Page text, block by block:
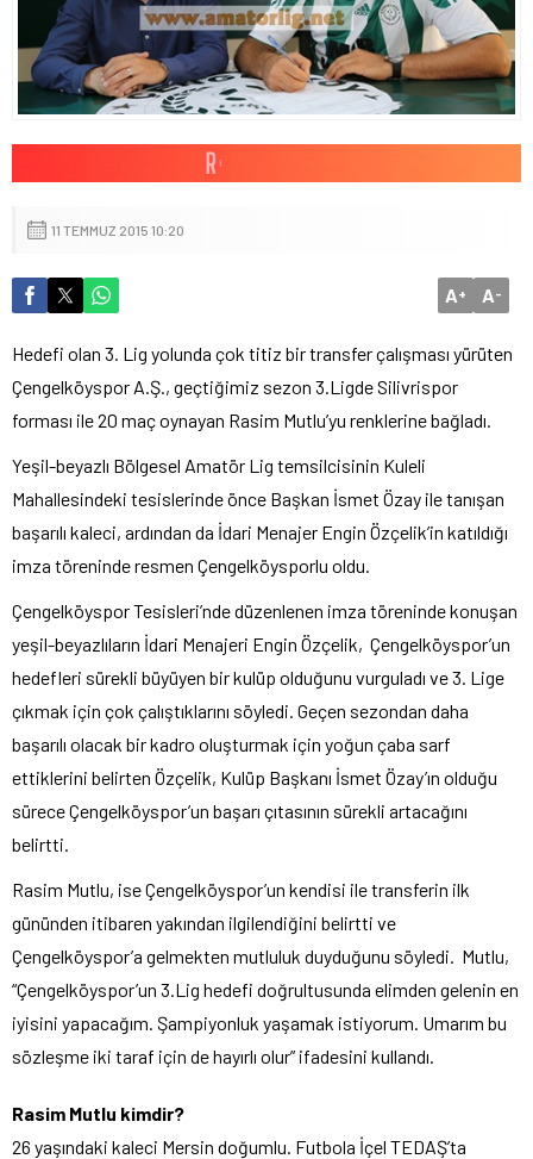
11 TEMMUZ 2015 10:20
A+ A-
Hedefi olan 3. Lig yolunda çok titiz bir transfer çalışması yürüten
Çengelköyspor A.Ş., geçtiğimiz sezon 3.Ligde Silivrispor
forması ile 20 maç oynayan Rasim Mutlu’yu renklerine bağladı.
Yeşil-beyazlı Bölgesel Amatör Lig temsilcisinin Kuleli
Mahallesindeki tesislerinde önce Başkan İsmet Özay ile tanışan
başarılı kaleci, ardından da İdari Menajer Engin Özçelik’in katıldığı
imza töreninde resmen Çengelköysporlu oldu.
Çengelköyspor Tesisleri’nde düzenlenen imza töreninde konuşan
yeşil-beyazlıların İdari Menajeri Engin Özçelik, Çengelköyspor’un
hedefleri sürekli büyüyen bir kulüp olduğunu vurguladı ve 3. Lige
çıkmak için çok çalıştıklarını söyledi. Geçen sezondan daha
başarılı olacak bir kadro oluşturmak için yoğun çaba sarf
ettiklerini belirten Özçelik, Kulüp Başkanı İsmet Özay’ın olduğu
sürece Çengelköyspor’un başarı çıtasının sürekli artacağını
belirtti.
Rasim Mutlu, ise Çengelköyspor’un kendisi ile transferin ilk
gününden itibaren yakından ilgilendiğini belirtti ve
Çengelköyspor’a gelmekten mutluluk duyduğunu söyledi. Mutlu,
“Çengelköyspor’un 3.Lig hedefi doğrultusunda elimden gelenin en
iyisini yapacağım. Şampiyonluk yaşamak istiyorum. Umarım bu
sözleşme iki taraf için de hayırlı olur” ifadesini kullandı.
Rasim Mutlu kimdir?
26 yaşındaki kaleci Mersin doğumlu. Futbola İçel TEDAŞ’ta